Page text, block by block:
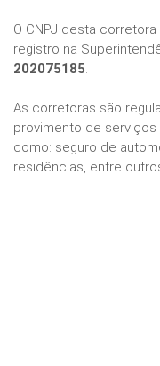
O CNPJ desta corretora
registro na
202075185.
As corretoras são
provimento de
como: seguro de
residências, entre